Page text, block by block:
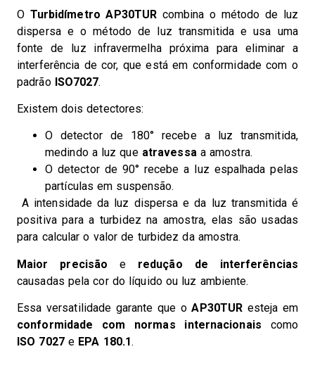
O Turbidímetro AP30TUR combina o método de luz
dispersa e o método de luz transmitida e usa uma
fonte de luz infravermelha próxima para eliminar a
interferência de cor, que está em conformidade com o
padrão ISO7027.
Existem dois detectores:
O detector de 180° recebe a luz transmitida,
medindo a luz que atravessaa amostra.
O detector de 90° recebe a luz espalhada pelas
partículas em suspensão.
A intensidade da luz dispersa e da luz transmitida é
positiva para a turbidez na amostra, elas são usadas
para calcular o valor de turbidez da amostra.
Maior precisão e redução de interferências
causadas pela cor do líquido ou luz ambiente.
Essa versatilidade garante que oAP30TUR esteja em
conformidade com normas internacionais como
ISO 7027e EPA 180.1.